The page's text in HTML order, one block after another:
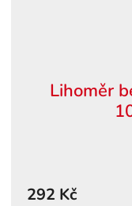
Lihoměr
292 Kč